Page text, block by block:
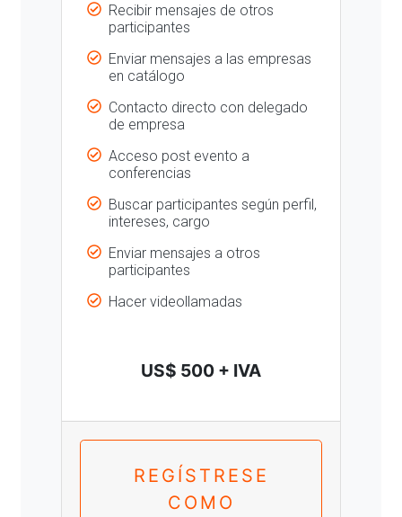
Recibir mensajes de otros
participantes
Enviar mensajes a las empresas
en catálogo
Contacto directo con delegado
de empresa
Acceso post evento a
conferencias
Buscar participantes según perfil,
intereses, cargo
Enviar mensajes a otros
participantes
Hacer videollamadas
US$ 500 + IVA
REGÍSTRESE
COMO